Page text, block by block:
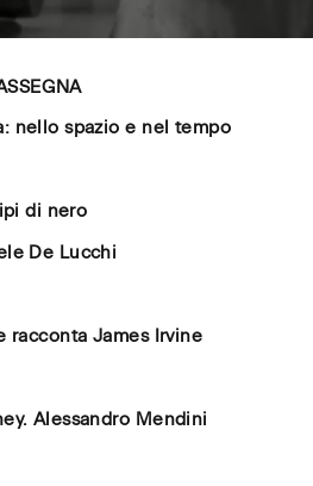
nello spazio e nel tempo
di nero
De Lucchi
racconta James Irvine
Alessandro Mendini